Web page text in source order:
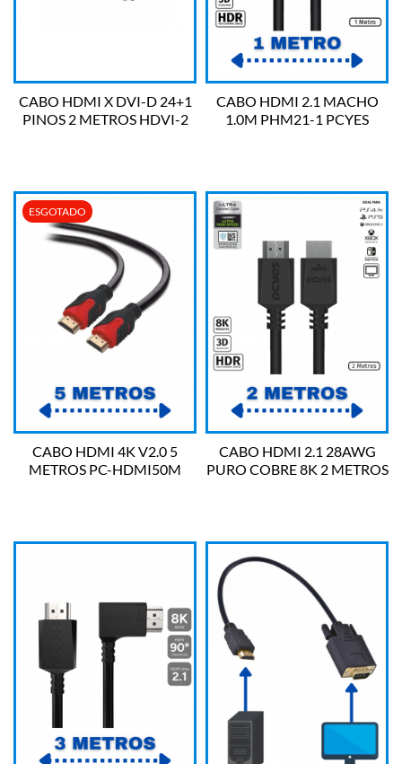
CABO HDMI X DVI-D 24+1
PINOS 2 METROS HDVI-2
CABO HDMI 2.1 MACHO
1.0M PHM21-1 PCYES
CABO HDMI 4K V2.0 5
METROS PC-HDMI50M
ESGOTADO
CABO HDMI 2.1 28AWG
PURO COBRE 8K 2 METROS